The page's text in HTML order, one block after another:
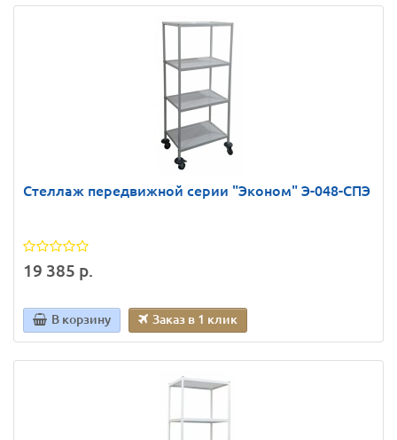
Стеллаж передвижной серии "Эконом" Э-048-СПЭ
19 385 р.
В корзину Заказ в 1 клик